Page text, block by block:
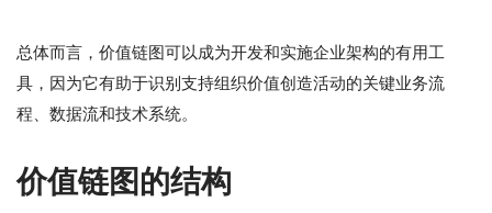
总体而言，价值链图可以成为开发和实施企业架构的有用工
具，因为它有助于识别支持组织价值创造活动的关键业务流
程、数据流和技术系统。
价值链图的结构